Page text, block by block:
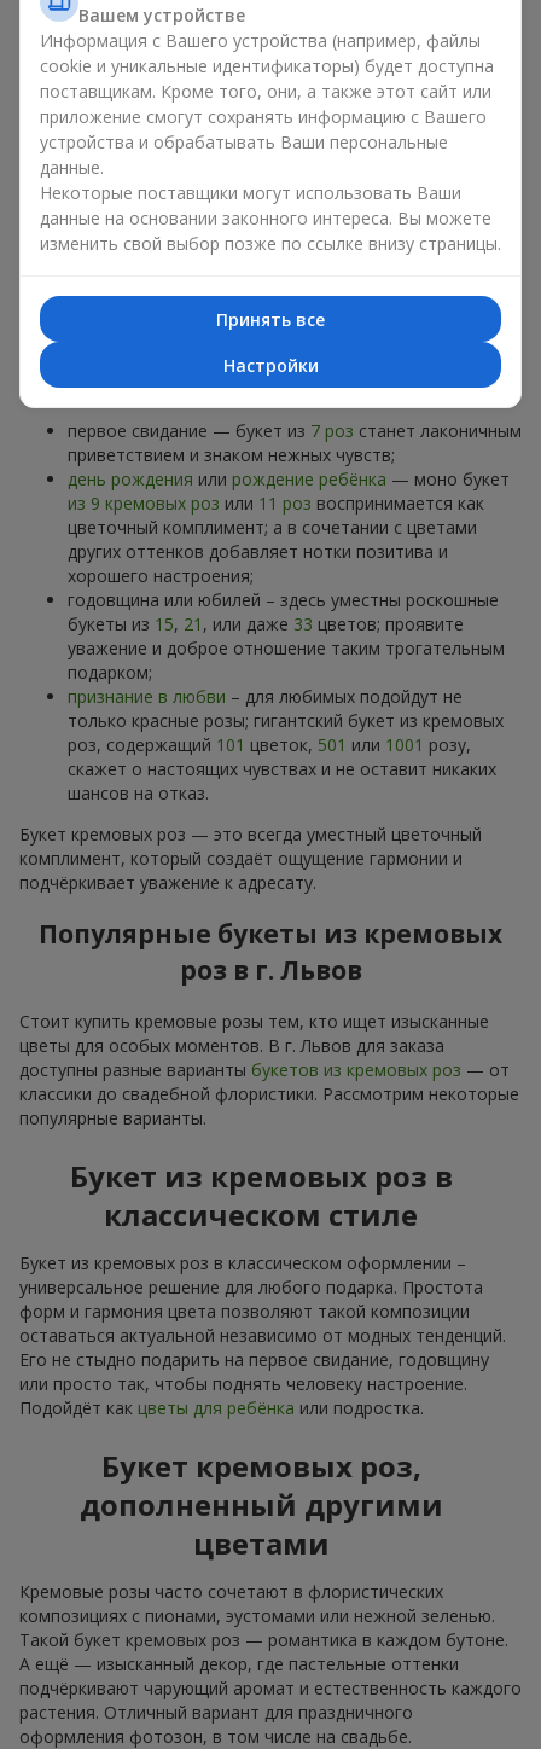
атмосферу спокойствия и тепла, поэтому букет кремовых
роз всегда выглядит как подарок с элегантностью. Если
красные розыолицетворяют страсть, а белые – чистоту, то
кремовая роза передаёт романтическое настроение и
светлую классику. Букет кремовых роз — выбор со вкусом
для тех, кто ценит натуральную красоту и
аристократический стиль.
Когда уместно дарить букет
кремовых роз
Букет кремовых розуместен почти всегда. Проще сказать,
в каких жизненных ситуациях эта цветочная композиция не
пригодится. Хотя такие ситуации назвать крайне сложно.
Букет кремовых роз уместен в самых разных случаях:
первое свидание — букет из 7 роз станет лаконичным
приветствием и знаком нежных чувств;
день рождения или рождение ребёнка — моно букет
из 9 кремовых роз или 11 роз воспринимается как
цветочный комплимент; а в сочетании с цветами
других оттенков добавляет нотки позитива и
хорошего настроения;
годовщина или юбилей – здесь уместны роскошные
букеты из 15, 21 , или даже 33 цветов; проявите
уважение и доброе отношение таким трогательным
подарком;
признание в любви – для любимых подойдут не
только красные розы; гигантский букет из кремовых
роз, содержащий 101 цветок, 501 или 1001 розу,
скажет о настоящих чувствах и не оставит никаких
шансов на отказ.
Букет кремовых роз — это всегда уместный цветочный
комплимент, который создаёт ощущение гармонии и
подчёркивает уважение к адресату.
Популярные букеты из кремовых
роз в г. Львов
Стоит купить кремовые розы тем, кто ищет изысканные
цветы для особых моментов. В г. Львов для заказа
доступны разные варианты букетов из кремовых роз — от
классики до свадебной флористики. Рассмотрим некоторые
популярные варианты.
Букет из кремовых роз в
классическом стиле
Букет из кремовых роз в классическом оформлении –
универсальное решение для любого подарка. Простота
форм и гармония цвета позволяют такой композиции
оставаться актуальной независимо от модных тенденций.
Его не стыдно подарить на первое свидание, годовщину
или просто так, чтобы поднять человеку настроение.
Подойдёт как цветы для ребёнка или подростка.
Букет кремовых роз,
дополненный другими
цветами
Кремовые розы часто сочетают в флористических
композициях с пионами, эустомами или нежной зеленью.
Такой букет кремовых роз — романтика в каждом бутоне.
А ещё — изысканный декор, где пастельные оттенки
подчёркивают чарующий аромат и естественность каждого
растения. Отличный вариант для праздничного
оформления фотозон, в том числе на свадьбе.
Вашем устройстве
Информация с Вашего устройства (например, файлы
cookie и уникальные идентификаторы) будет доступна
поставщикам. Кроме того, они, а также этот сайт или
приложение смогут сохранять информацию с Вашего
устройства и обрабатывать Ваши персональные
данные.
Некоторые поставщики могут использовать Ваши
данные на основании законного интереса. Вы можете
изменить свой выбор позже по ссылке внизу страницы.
Принять все
Настройки